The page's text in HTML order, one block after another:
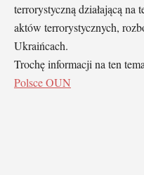
terrorystyczną działającą na
aktów terrorystycznych,
Ukraińcach.
Trochę informacji na ten
Polsce OUN